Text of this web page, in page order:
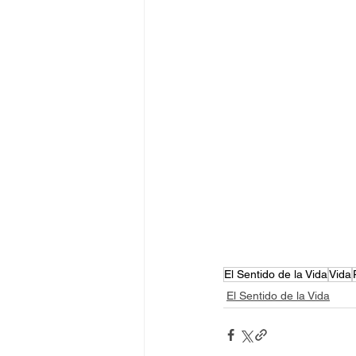
El Sentido de la VidaVida
El Sentido de la Vida